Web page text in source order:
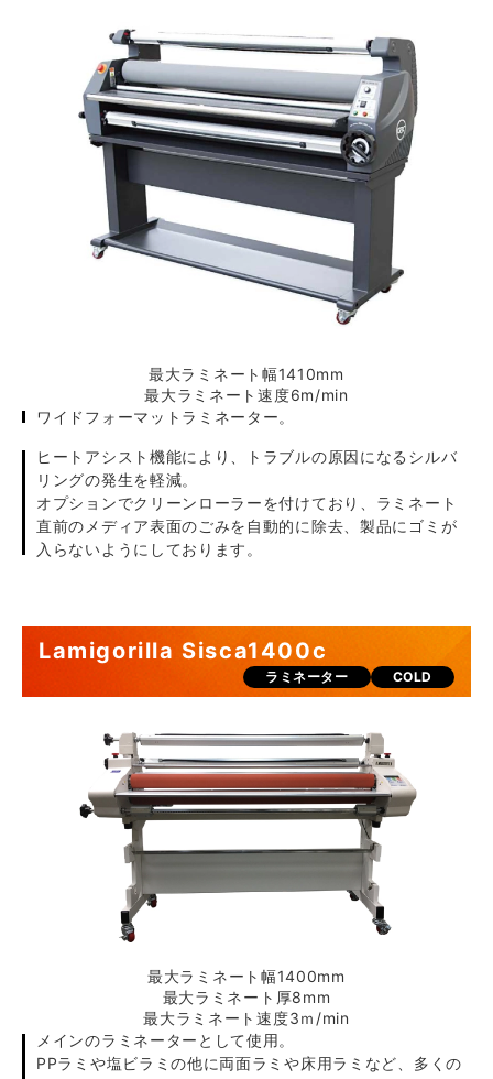
最大ラミネート幅1410mm
最大ラミネート速度6m/min
ワイドフォーマットラミネーター。
ヒートアシスト機能により、トラブルの原因になるシルバ
リングの発生を軽減。
オプションでクリーンローラーを付けており、ラミネート
直前のメディア表面のごみを自動的に除去、製品にゴミが
入らないようにしております。
Lamigorilla Sisca1400c
ラミネーター COLD
最大ラミネート幅1400mm
最大ラミネート厚8mm
最大ラミネート速度3ｍ/min
メインのラミネーターとして使用。
PPラミや塩ビラミの他に両面ラミや床用ラミなど、多くの